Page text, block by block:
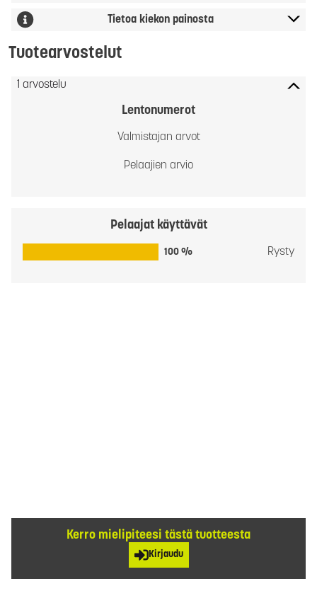
Tietoa kiekon painosta
Tuotearvostelut
1 arvostelu
Lentonumerot
Valmistajan arvot
Pelaajien arvio
Pelaajat käyttävät
100 % Rysty
Kerro mielipiteesi tästä tuotteesta
Kirjaudu